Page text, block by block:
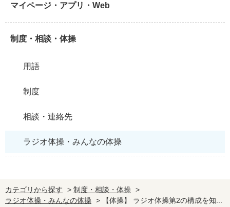
マイページ・アプリ・Web
制度・相談・体操
用語
制度
相談・連絡先
ラジオ体操・みんなの体操
カテゴリから探す > 制度・相談・体操 >
ラジオ体操・みんなの体操 > 【体操】 ラジオ体操第2の構成を知...